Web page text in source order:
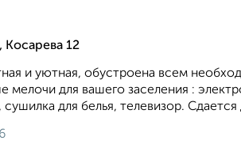
Косарева 12
и уютная, обустроена всем
мелочи для вашего заселения :
для белья, телевизор. Сдается